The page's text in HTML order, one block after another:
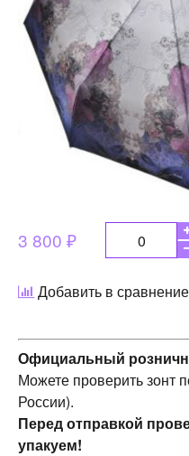
3 800 ₽
Добавить в сравнение
Официальный
Можете проверить зонт
России).
Перед отправкой
упакуем!